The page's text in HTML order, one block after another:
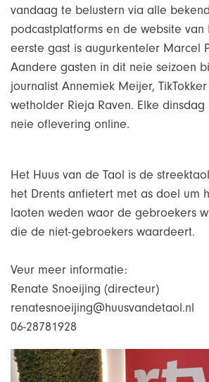
vandaag te belustern via alle
podcastplatforms en de website van
eerste gast is augurkenteler Marcel
Aandere gasten in dit neie seizoen
journalist Annemiek Meijer,
wetholder Rieja Raven. Elke
neie oflevering online.
Het Huus van de Taol is de
het Drents anfietert met as doel um
laoten weden waor de gebroekers
die de niet-gebroekers waardeert.
Veur meer informatie:
Renate Snoeijing (directeur)
renatesnoeijing@huusvandetaol.nl
06-28781928